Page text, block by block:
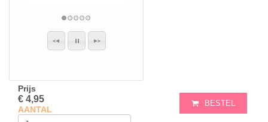
Prijs
€ 4,95
AANTAL
BESTEL